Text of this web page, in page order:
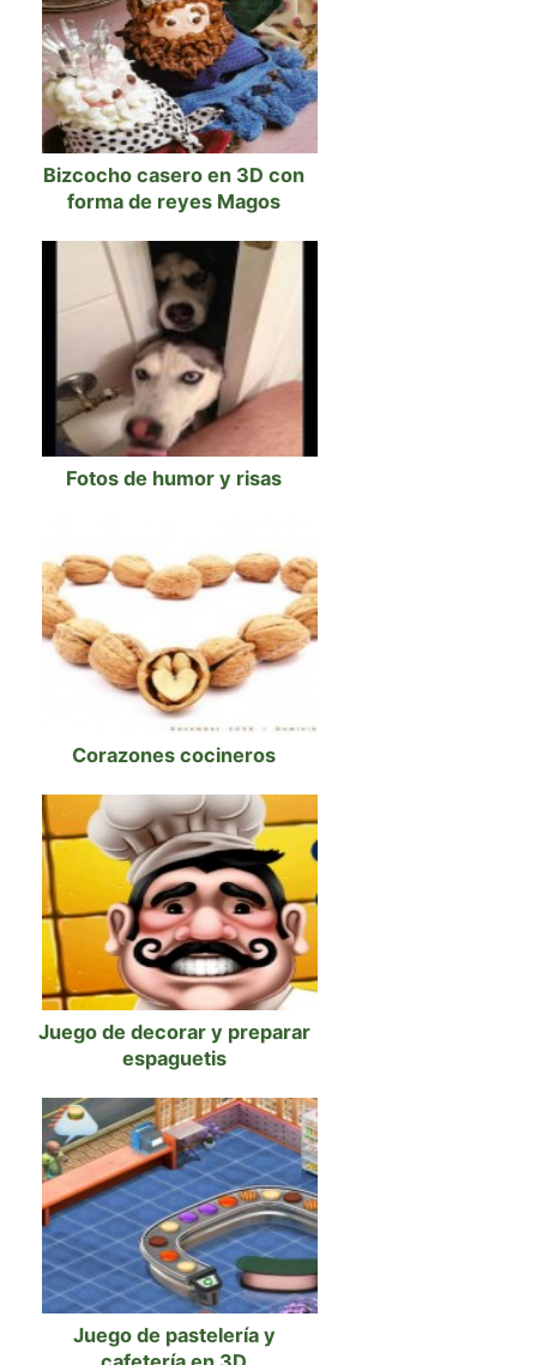
Bizcocho casero en 3D con
forma de reyes Magos
Fotos de humor y risas
Corazones cocineros
Juego de decorar y preparar
espaguetis
Juego de pastelería y